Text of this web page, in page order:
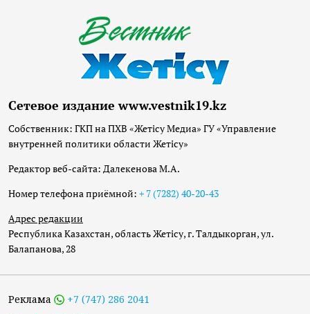
Сетевое издание www.vestnik19.kz
Собственник: ГКП на ПХВ «Жетісу Медиа» ГУ «Управление
внутренней политики области Жетісу»
Редактор веб-сайта: Далекенова М.А.
Номер телефона приёмной: + 7 (7282) 40-20-43
Адрес редакции
Республика Казахстан, область Жетісу, г. Талдыкорган, ул.
Балапанова, 28
Реклама +7 (747) 286 2041